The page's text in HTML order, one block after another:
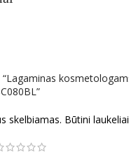
skelbiamas. Būtini